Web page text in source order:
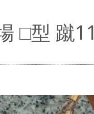
□型 蹴11